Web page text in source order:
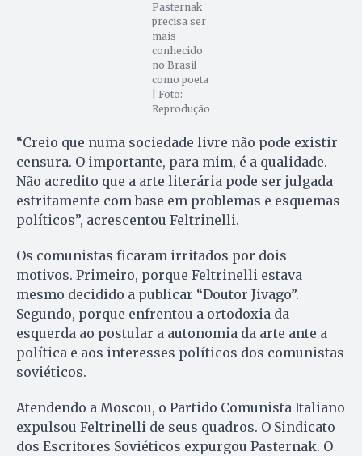
Pasternak
precisa ser
mais
conhecido
no Brasil
como poeta
| Foto:
Reprodução
“Creio que numa sociedade livre não pode existir
censura. O importante, para mim, é a qualidade.
Não acredito que a arte literária pode ser julgada
estritamente com base em problemas e esquemas
políticos”, acrescentou Feltrinelli.
Os comunistas ficaram irritados por dois
motivos. Primeiro, porque Feltrinelli estava
mesmo decidido a publicar “Doutor Jivago”.
Segundo, porque enfrentou a ortodoxia da
esquerda ao postular a autonomia da arte ante a
política e aos interesses políticos dos comunistas
soviéticos.
Atendendo a Moscou, o Partido Comunista Italiano
expulsou Feltrinelli de seus quadros. O Sindicato
dos Escritores Soviéticos expurgou Pasternak. O